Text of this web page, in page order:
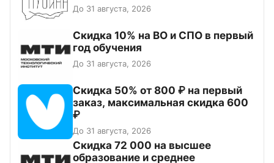
До 31 августа, 2026
Скидка 10% на ВО и СПО в первый
год обучения
До 31 августа, 2026
Скидка 50% от 800 ₽ на первый
заказ, максимальная скидка 600
₽
До 31 августа, 2026
Скидка 72 000 на высшее
образование и среднее